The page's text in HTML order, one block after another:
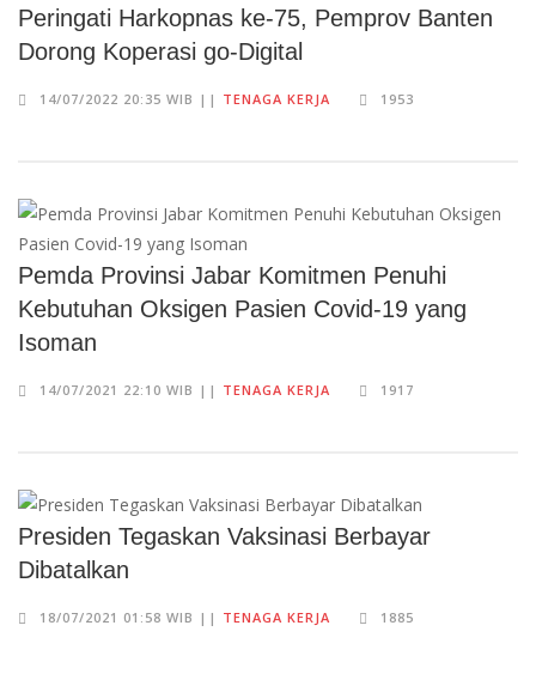
Peringati Harkopnas ke-75, Pemprov Banten
Dorong Koperasi go-Digital
14/07/2022 20:35 WIB || TENAGA KERJA 1953
Pemda Provinsi Jabar Komitmen Penuhi
Kebutuhan Oksigen Pasien Covid-19 yang
Isoman
14/07/2021 22:10 WIB || TENAGA KERJA 1917
Presiden Tegaskan Vaksinasi Berbayar
Dibatalkan
18/07/2021 01:58 WIB || TENAGA KERJA 1885